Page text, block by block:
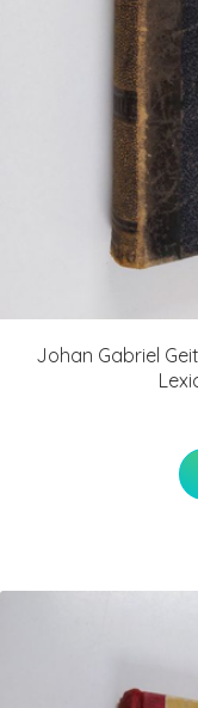
Johan Gabriel